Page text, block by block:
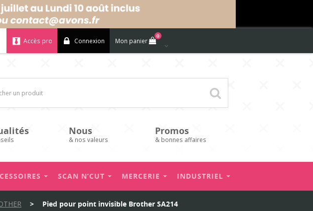
Accès pro Connexion Mon panier
0
Nous
& nos valeurs
Promos
& bonnes affaires
SCAN N’CUT MERCERIE INDUSTRIEL
> Pied pour point invisible Brother SA214